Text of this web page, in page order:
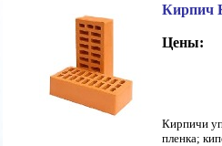
Цены:
Кирпичи
пленка;